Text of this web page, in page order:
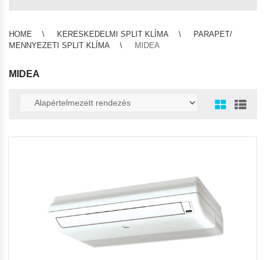
HOME KERESKEDELMI SPLIT KLÍMA
PARAPET/
MENNYEZETI SPLIT KLÍMA
MIDEA
MIDEA